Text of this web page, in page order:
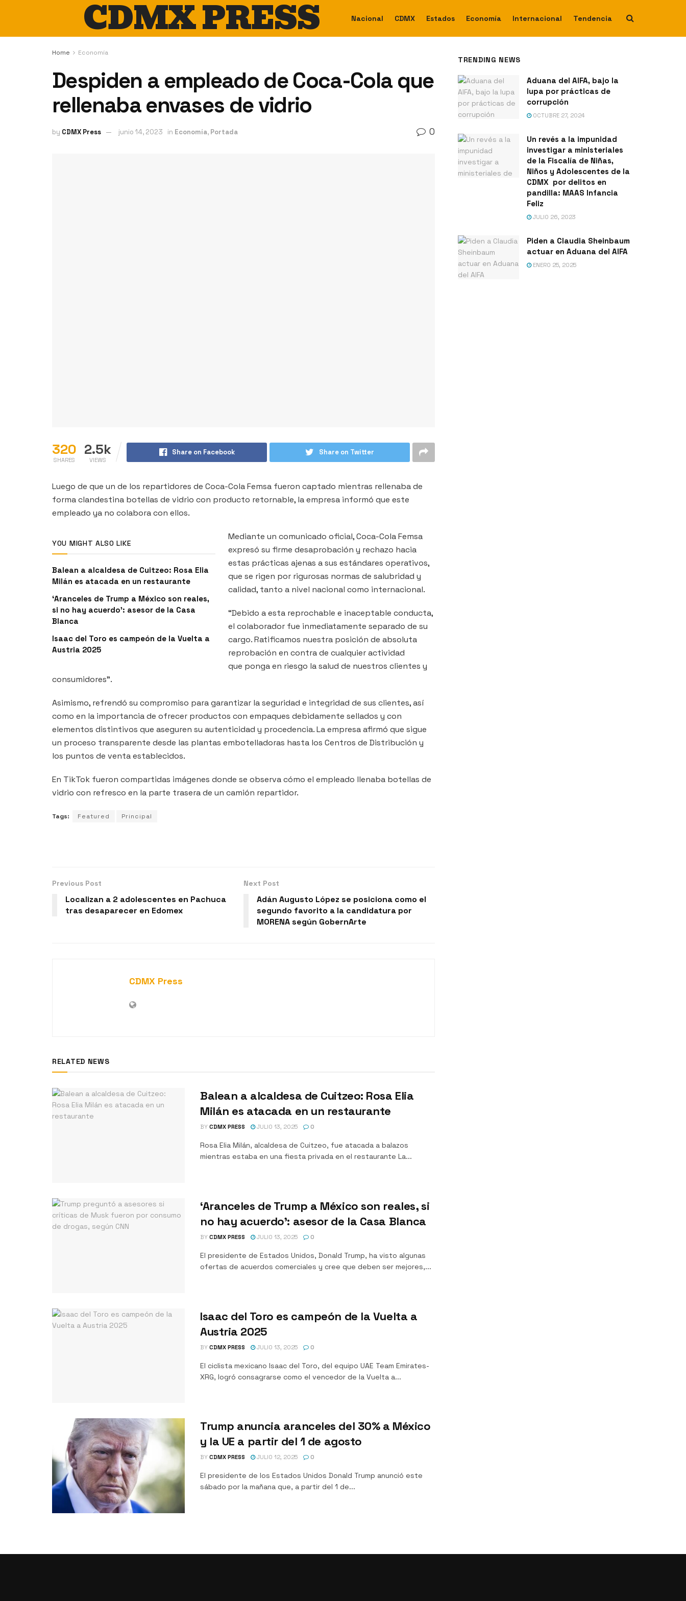
CDMX PRESS Nacional CDMX Estados Economía Internacional Tendencia
Home Economía
Despiden a empleado de Coca-Cola que
rellenaba envases de vidrio
by CDMX Press junio 14, 2023 in Economía, Portada 0
320
SHARES
2.5k
VIEWS
Share on Facebook Share on Twitter
Luego de que un de los repartidores de Coca-Cola Femsa fueron captado mientras rellenaba de
forma clandestina botellas de vidrio con producto retornable, la empresa informó que este
empleado ya no colabora con ellos.
YOU MIGHT ALSO LIKE
Balean a alcaldesa de Cuitzeo: Rosa Elia
Milán es atacada en un restaurante
‘Aranceles de Trump a México son reales,
si no hay acuerdo’: asesor de la Casa
Blanca
Isaac del Toro es campeón de la Vuelta a
Austria 2025
Mediante un comunicado oficial, Coca-Cola Femsa
expresó su firme desaprobación y rechazo hacia
estas prácticas ajenas a sus estándares operativos,
que se rigen por rigurosas normas de salubridad y
calidad, tanto a nivel nacional como internacional.
“Debido a esta reprochable e inaceptable conducta,
el colaborador fue inmediatamente separado de su
cargo. Ratificamos nuestra posición de absoluta
reprobación en contra de cualquier actividad
que ponga en riesgo la salud de nuestros clientes y
consumidores”.
Asimismo, refrendó su compromiso para garantizar la seguridad e integridad de sus clientes, así
como en la importancia de ofrecer productos con empaques debidamente sellados y con
elementos distintivos que aseguren su autenticidad y procedencia. La empresa afirmó que sigue
un proceso transparente desde las plantas embotelladoras hasta los Centros de Distribución y
los puntos de venta establecidos.
En TikTok fueron compartidas imágenes donde se observa cómo el empleado llenaba botellas de
vidrio con refresco en la parte trasera de un camión repartidor.
Tags: Featured Principal
Previous Post
Localizan a 2 adolescentes en Pachuca
tras desaparecer en Edomex
Next Post
Adán Augusto López se posiciona como el
segundo favorito a la candidatura por
MORENA según GobernArte
CDMX Press
RELATED NEWS
Balean a alcaldesa de Cuitzeo: Rosa Elia
Milán es atacada en un restaurante
BY CDMX PRESS JULIO 13, 2025 0
Rosa Elia Milán, alcaldesa de Cuitzeo, fue atacada a balazos
mientras estaba en una fiesta privada en el restaurante La...
‘Aranceles de Trump a México son reales, si
no hay acuerdo’: asesor de la Casa Blanca
BY CDMX PRESS JULIO 13, 2025 0
El presidente de Estados Unidos, Donald Trump, ha visto algunas
ofertas de acuerdos comerciales y cree que deben ser mejores,...
Isaac del Toro es campeón de la Vuelta a
Austria 2025
BY CDMX PRESS JULIO 13, 2025 0
El ciclista mexicano Isaac del Toro, del equipo UAE Team Emirates-
XRG, logró consagrarse como el vencedor de la Vuelta a...
Trump anuncia aranceles del 30% a México
y la UE a partir del 1 de agosto
BY CDMX PRESS JULIO 12, 2025 0
El presidente de los Estados Unidos Donald Trump anunció este
sábado por la mañana que, a partir del 1 de...
TRENDING NEWS
Aduana del AIFA, bajo la
lupa por prácticas de
corrupción
OCTUBRE 27, 2024
Un revés a la impunidad
investigar a ministeriales
de la Fiscalía de Niñas,
Niños y Adolescentes de la
CDMX por delitos en
pandilla: MAAS Infancia
Feliz
JULIO 26, 2023
Piden a Claudia Sheinbaum
actuar en Aduana del AIFA
ENERO 25, 2025